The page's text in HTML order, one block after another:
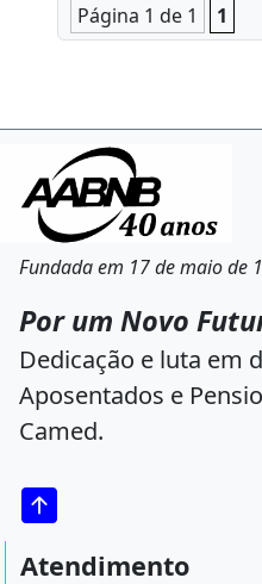
Página 1 de 1 1
Fundada em 17 de maio de
Por um Novo
Dedicação e luta em
Aposentados e
Camed.
Atendimento